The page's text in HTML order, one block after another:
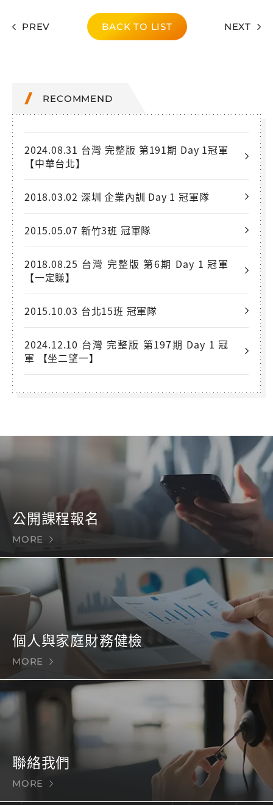
PREV BACK TO LIST NEXT
RECOMMEND
2024.08.31 台灣 完整版 第191期 Day 1冠軍
【中華台北】
2018.03.02 深圳 企業內訓 Day 1 冠軍隊
2015.05.07 新竹3班 冠軍隊
2018.08.25 台灣 完整版 第6期 Day 1 冠軍
【一定賺】
2015.10.03 台北15班 冠軍隊
2024.12.10 台灣 完整版 第197期 Day 1 冠
軍 【坐二望一】
公開課程報名
MORE
個人與家庭財務健檢
MORE
聯絡我們
MORE